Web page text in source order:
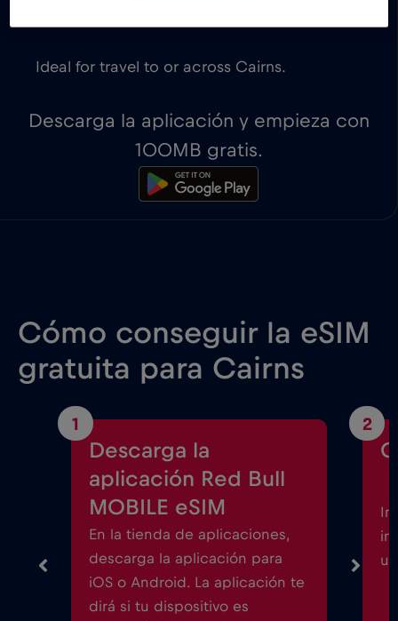
Ideal for travel to or across Cairns.
Descarga la aplicación y empieza con
100MB gratis.
Cómo conseguir la eSIM
gratuita para Cairns
1
Descarga la
aplicación Red Bull
MOBILE eSIM
En la tienda de aplicaciones,
descarga la aplicación para
iOS o Android. La aplicación te
dirá si tu dispositivo es
2